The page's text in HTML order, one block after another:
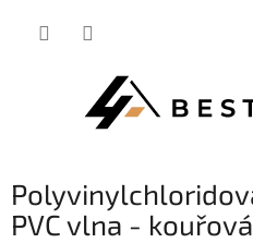
Polyvinylchloridová vlnitá deska
PVC vlna - kouřová